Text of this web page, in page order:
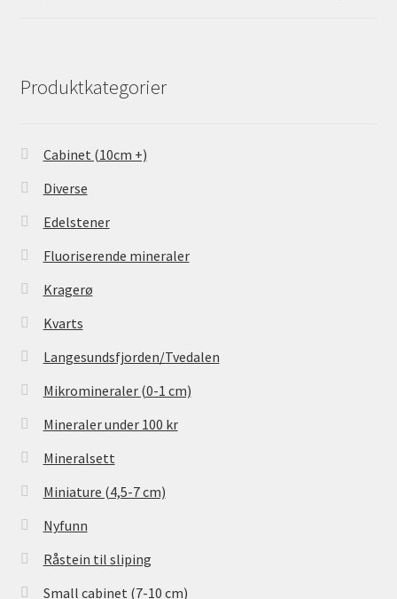
Produktkategorier
Cabinet (10cm +)
Diverse
Edelstener
Fluoriserende mineraler
Kragerø
Kvarts
Langesundsfjorden/Tvedalen
Mikromineraler (0-1 cm)
Mineraler under 100 kr
Mineralsett
Miniature (4,5-7 cm)
Nyfunn
Råstein til sliping
Small cabinet (7-10 cm)